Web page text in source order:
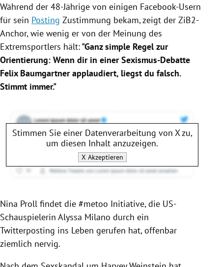
Während der 48-Jährige von einigen Facebook-Usern
für sein Posting Zustimmung bekam, zeigt der ZiB2-
Anchor, wie wenig er von der Meinung des
Extremsportlers hält:"Ganz simple Regel zur
Orientierung: Wenn dir in einer Sexismus-Debatte
Felix Baumgartnerapplaudiert, liegst du falsch.
Stimmt immer."
Stimmen Sie einer Datenverarbeitung von Xzu,
um diesen Inhalt anzuzeigen.
X Akzeptieren
Nina Proll findet die #metoo Initiative, die US-
Schauspielerin Alyssa Milano durch ein
Twitterposting ins Leben gerufen hat, offenbar
ziemlich nervig.